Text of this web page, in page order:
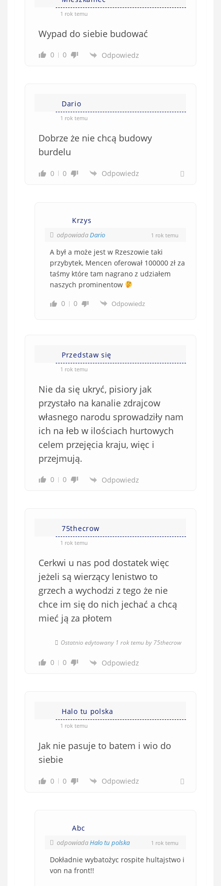
1 rok temu
Wypad do siebie budować
0 0 Odpowiedz
Dario
1 rok temu
Dobrze że nie chcą budowy
burdelu
0 0 Odpowiedz
Krzys
odpowiadaDario 1 rok temu
A był a może jest w Rzeszowie taki
przybytek, Mencen oferował 100000 zł za
taśmy które tam nagrano z udziałem
naszych prominentow
0
0 Odpowiedz
Przedstaw się
1 rok temu
Nie da się ukryć, pisiory jak
przystało na kanalie zdrajcow
własnego narodu sprowadziły nam
ich na łeb w ilościach hurtowych
celem przejęcia kraju, więc i
przejmują.
0 0 Odpowiedz
75thecrow
1 rok temu
Cerkwi u nas pod dostatek więc
jeżeli są wierzący lenistwo to
grzech a wychodzi z tego że nie
chce im się do nich jechać a chcą
mieć ją za płotem
Ostatnio edytowany 1 rok temu by 75thecrow
0 0 Odpowiedz
Halo tu polska
1 rok temu
Jak nie pasuje to batem i wio do
siebie
0 0 Odpowiedz
Abc
odpowiadaHalo tu polska 1 rok temu
Dokładnie wybatożyc rospite hultajstwo i
von na front!!